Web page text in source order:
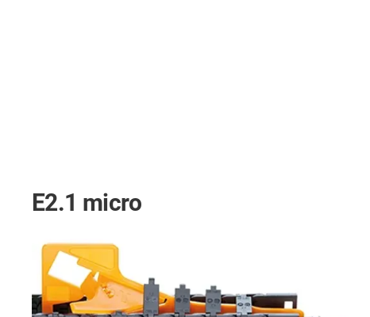
E2.1 micro